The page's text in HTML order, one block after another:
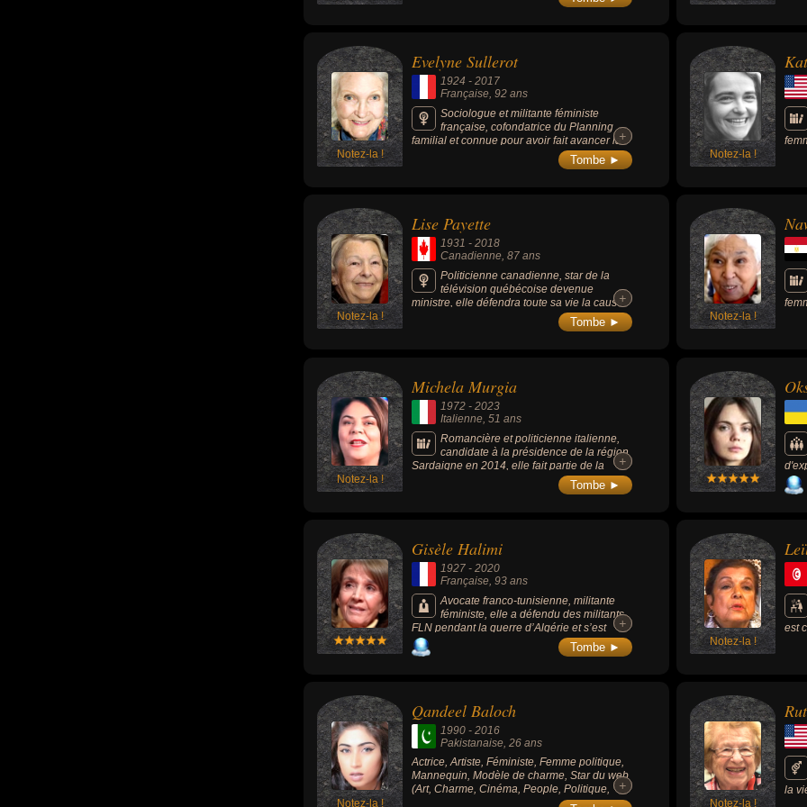
mixte international « le Droit humain ».
Notez-la !
Evelyne Sullerot
1924 - 2017
Française, 92 ans
Sociologue et militante féministe
française, cofondatrice du Planning
familial et connue pour avoir fait avancer la
cause des femmes avant de devenir une
militante de celle des pères et de s'éloigner
+
+
Tombe ► Notez-la !
Notez-la !
Lise Payette
1931 - 2018
Canadienne, 87 ans
Politicienne canadienne, star de la
télévision québécoise devenue
ministre, elle défendra toute sa vie la cause
des femmes et celle de l’indépendance de
+
+
Tombe ► Notez-la !
en
en
à
part
Notez-la !
Michela Murgia
1972 - 2023
Italienne , 51 ans
Romancière et politicienne italienne,
candidate à la présidence de la région
Sardaigne en 2014, elle fait partie de la
nouvelle vague littéraire sarde. Militante
féministe, elle dénonçait activement la
+
+
Tombe ►
Gisèle Halimi
1927 - 2020
Française , 93 ans
Avocate franco-tunisienne, militante
féministe, elle a défendu des militants
FLN pendant la guerre d’Algérie et s’est
battue pour la libéralisation de l’avortement
et la criminalisation du viol.
+
+
Tombe ► Notez-la !
est
Notez-la !
Qandeel Baloch
1990 - 2016
Pakistanaise, 26 ans
Actrice, Artiste, Féministe, Femme politique,
Mannequin, Modèle de charme, Star du web
(Art, Charme, Cinéma, People, Politique,
+
+
Notez-la !
la